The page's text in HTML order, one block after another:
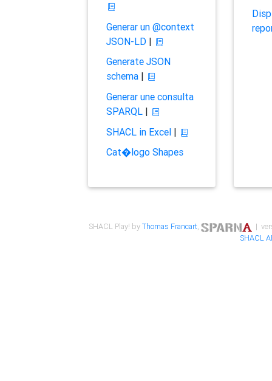
Generar un @context
JSON-LD|
Generate JSON
schema|
Generar une consulta
SPARQL|
SHACL in Excel|
Cat�logo Shapes
SHACL Play! byThomas Francart,
|
SHACL